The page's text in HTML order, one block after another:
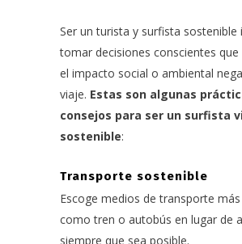
Ser un turista y surfista sostenible
tomar decisiones conscientes que
el impacto social o ambiental
viaje. Estas son algunas
consejos para ser un surfista
sostenible:
Transporte sostenible
Escoge medios de transporte
como tren o autobús en lugar de
siempre que sea posible.